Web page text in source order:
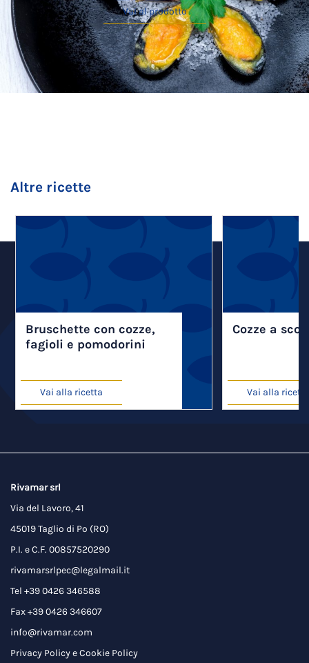
Vai al prodotto
Altre ricette
Bruschette con cozze,
fagioli e pomodorini
Vai alla ricetta
Cozze a
Vai alla ricetta
Rivamar srl
Via del Lavoro, 41
45019 Taglio di Po (RO)
P.I. e C.F. 00857520290
rivamarsrlpec@legalmail.it
Tel +39 0426 346588
Fax +39 0426 346607
info@rivamar.com
Privacy PolicyeCookie Policy